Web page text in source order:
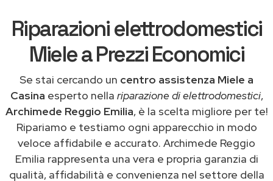
Riparazioni elettrodomestici
Miele a Prezzi Economici
Se stai cercando un centro assistenza Miele a
Casina esperto nella riparazione di elettrodomestici,
Archimede Reggio Emilia, è la scelta migliore per te!
Ripariamo e testiamo ogni apparecchio in modo
veloce affidabile e accurato. Archimede Reggio
Emilia rappresenta una vera e propria garanzia di
qualità, affidabilità e convenienza nel settore della